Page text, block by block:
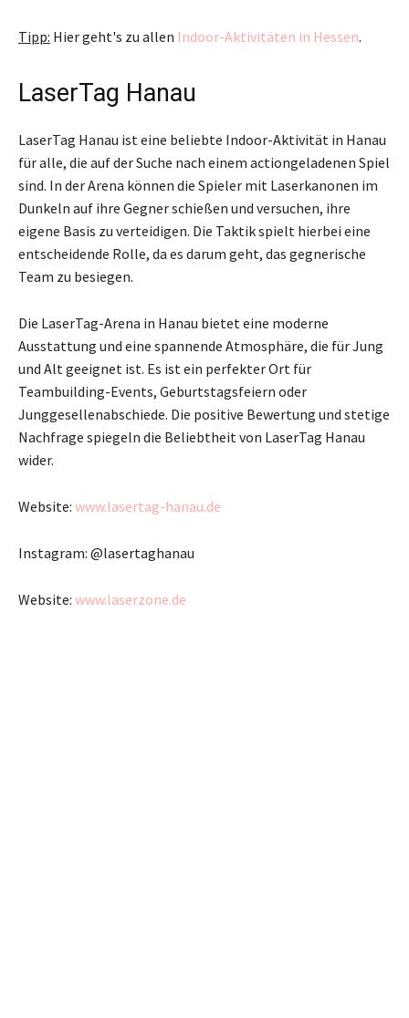
Tipp: Hier geht's zu allen Indoor-Aktivitäten in Hessen.
LaserTag Hanau
LaserTag Hanau ist eine beliebte Indoor-Aktivität in Hanau
für alle, die auf der Suche nach einem actiongeladenen Spiel
sind. In der Arena können die Spieler mit Laserkanonen im
Dunkeln auf ihre Gegner schießen und versuchen, ihre
eigene Basis zu verteidigen. Die Taktik spielt hierbei eine
entscheidende Rolle, da es darum geht, das gegnerische
Team zu besiegen.
Die LaserTag-Arena in Hanau bietet eine moderne
Ausstattung und eine spannende Atmosphäre, die für Jung
und Alt geeignet ist. Es ist ein perfekter Ort für
Teambuilding-Events, Geburtstagsfeiern oder
Junggesellenabschiede. Die positive Bewertung und stetige
Nachfrage spiegeln die Beliebtheit von LaserTag Hanau
wider.
Website: www.lasertag-hanau.de
Instagram: @lasertaghanau
Website: www.laserzone.de